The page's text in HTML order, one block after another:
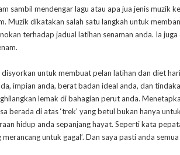
sambil mendengar lagu atau apa jua jenis muzik
Muzik dikatakan salah satu langkah untuk
terhadap jadual latihan senaman anda. Ia
untuk membuat pelan latihan dan diet
impian anda, berat badan ideal anda, dan
lemak di bahagian perut anda.
berada di atas ‘trek’ yang betul bukan hanya untuk
hidup anda sepanjang hayat. Seperti kata
untuk gagal’. Dan saya pasti anda